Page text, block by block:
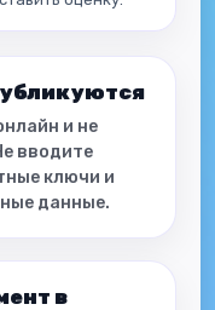
и не
вводите
ключи и
данные.
в